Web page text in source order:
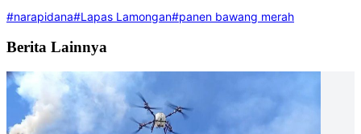
#narapidana#Lapas Lamongan#panen bawang merah
Berita Lainnya